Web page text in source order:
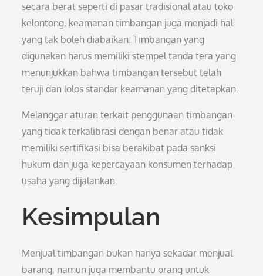
secara berat seperti di pasar tradisional atau toko
kelontong, keamanan timbangan juga menjadi hal
yang tak boleh diabaikan. Timbangan yang
digunakan harus memiliki stempel tanda tera yang
menunjukkan bahwa timbangan tersebut telah
teruji dan lolos standar keamanan yang ditetapkan.
Melanggar aturan terkait penggunaan timbangan
yang tidak terkalibrasi dengan benar atau tidak
memiliki sertifikasi bisa berakibat pada sanksi
hukum dan juga kepercayaan konsumen terhadap
usaha yang dijalankan.
Kesimpulan
Menjual timbangan bukan hanya sekadar menjual
barang, namun juga membantu orang untuk